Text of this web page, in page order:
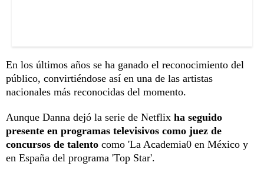
En los últimos años se ha ganado el reconocimiento del
público, convirtiéndose así en una de las artistas
nacionales más reconocidas del momento.
Aunque Danna dejó la serie de Netflix ha seguido
presente en programas televisivos como juez de
concursos de talento como 'La Academia0 en México y
en España del programa 'Top Star'.